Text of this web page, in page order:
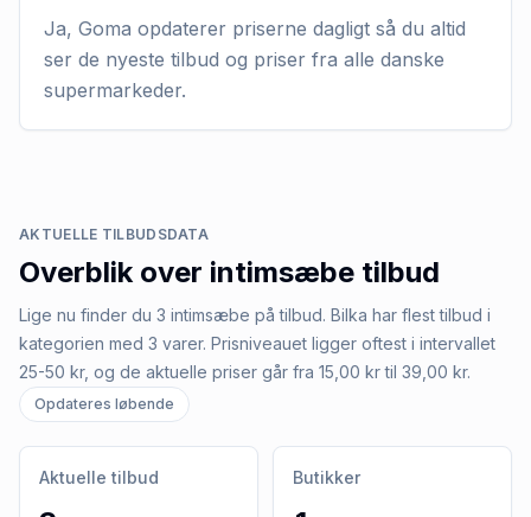
Ja, Goma opdaterer priserne dagligt så du altid
ser de nyeste tilbud og priser fra alle danske
supermarkeder.
AKTUELLE TILBUDSDATA
Overblik over intimsæbe tilbud
Lige nu finder du 3 intimsæbe på tilbud. Bilka har flest tilbud i
kategorien med 3 varer. Prisniveauet ligger oftest i intervallet
25-50 kr, og de aktuelle priser går fra 15,00 kr til 39,00 kr.
Opdateres løbende
Aktuelle tilbud Butikker